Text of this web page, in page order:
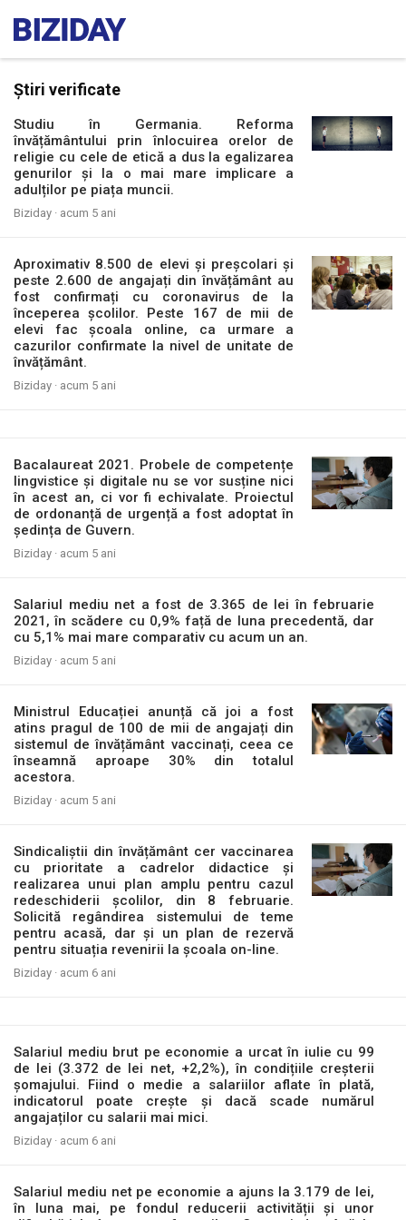
Știri verificate
Studiu în Germania. Reforma
învățământului prin înlocuirea orelor de
religie cu cele de etică a dus la egalizarea
genurilor și la o mai mare implicare a
adulților pe piața muncii.
Biziday · acum 5 ani
Aproximativ 8.500 de elevi și preșcolari și
peste 2.600 de angajați din învățământ au
fost confirmați cu coronavirus de la
începerea școlilor. Peste 167 de mii de
elevi fac școala online, ca urmare a
cazurilor confirmate la nivel de unitate de
învățământ.
Biziday · acum 5 ani
Bacalaureat 2021. Probele de competențe
lingvistice și digitale nu se vor susține nici
în acest an, ci vor fi echivalate. Proiectul
de ordonanță de urgență a fost adoptat în
ședința de Guvern.
Biziday · acum 5 ani
Salariul mediu net a fost de 3.365 de lei în februarie
2021, în scădere cu 0,9% față de luna precedentă, dar
cu 5,1% mai mare comparativ cu acum un an.
Biziday · acum 5 ani
Ministrul Educației anunță că joi a fost
atins pragul de 100 de mii de angajați din
sistemul de învățământ vaccinați, ceea ce
înseamnă aproape 30% din totalul
acestora.
Biziday · acum 5 ani
Sindicaliștii din învățământ cer vaccinarea
cu prioritate a cadrelor didactice și
realizarea unui plan amplu pentru cazul
redeschiderii școlilor, din 8 februarie.
Solicită regândirea sistemului de teme
pentru acasă, dar și un plan de rezervă
pentru situația revenirii la școala on-line.
Biziday · acum 6 ani
Salariul mediu brut pe economie a urcat în iulie cu 99
de lei (3.372 de lei net, +2,2%), în condițiile creșterii
șomajului. Fiind o medie a salariilor aflate în plată,
indicatorul poate crește și dacă scade numărul
angajaților cu salarii mai mici.
Biziday · acum 6 ani
Salariul mediu net pe economie a ajuns la 3.179 de lei,
în luna mai, pe fondul reducerii activității și unor